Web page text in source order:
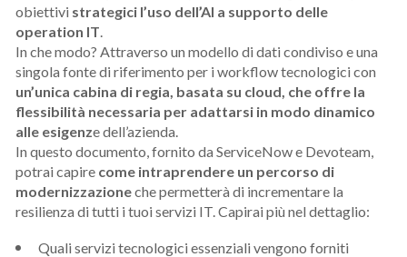
obiettivi strategici l’uso dell’AI a supporto delle
operation IT.
In che modo? Attraverso un modello di dati condiviso e una
singola fonte di riferimento per i workflow tecnologici con
un’unica cabina di regia, basata su cloud, che offre la
flessibilità necessaria per adattarsi in modo dinamico
alle esigenze dell’azienda.
In questo documento, fornito da ServiceNow e Devoteam,
potrai capire come intraprendere un percorso di
modernizzazioneche permetterà di incrementare la
resilienza di tutti i tuoi servizi IT. Capirai più nel dettaglio:
Quali servizi tecnologici essenziali vengono forniti